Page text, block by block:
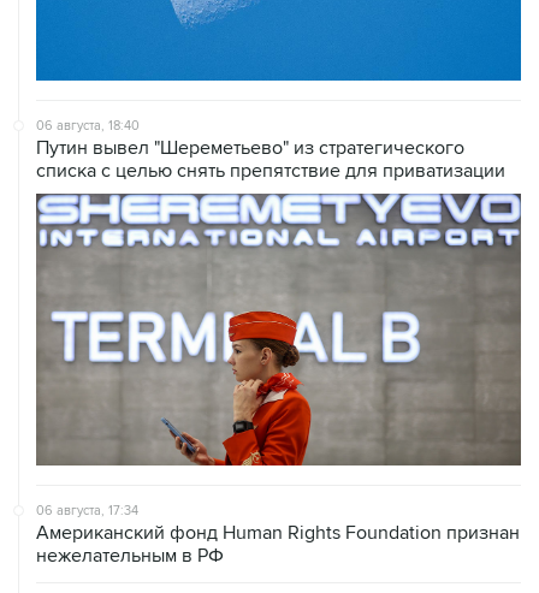
06 августа, 18:40
Путин вывел "Шереметьево" из стратегического
списка с целью снять препятствие для приватизации
06 августа, 17:34
Американский фонд Human Rights Foundation признан
нежелательным в РФ